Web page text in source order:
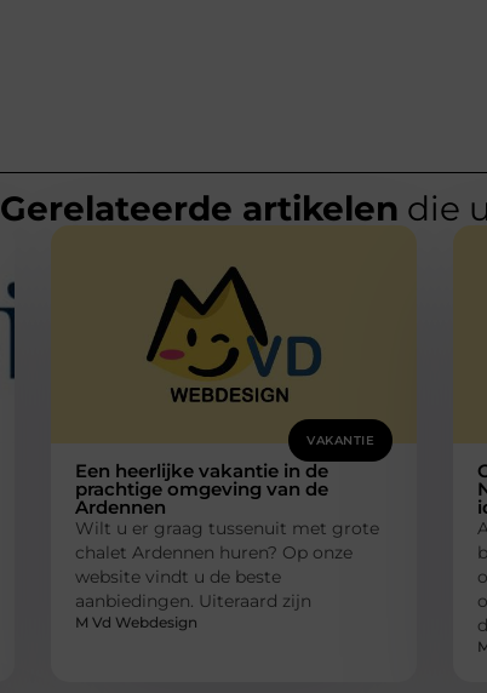
Gerelateerde artikelen die
VAKANTIE
Een heerlijke vakantie in de
prachtige omgeving van de
Ardennen
Wilt u er graag tussenuit met grote
chalet Ardennen huren? Op onze
website vindt u de beste
aanbiedingen. Uiteraard zijn
M Vd Webdesign